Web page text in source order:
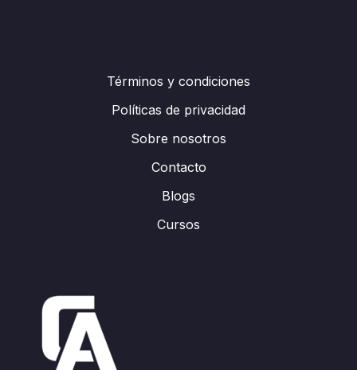
Términos y condiciones
Políticas de privacidad
Sobre nosotros
Contacto
Blogs
Cursos